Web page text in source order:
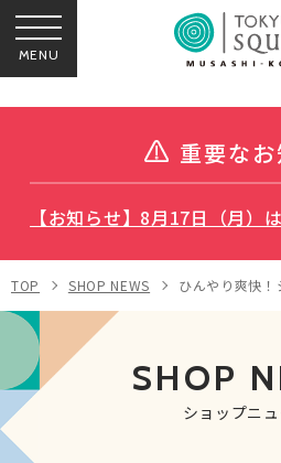
MENU
重要な
【お知らせ】8月17日（月）
TOP SHOP NEWS ひんやり爽快
SHOP
ショップニ